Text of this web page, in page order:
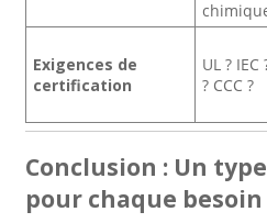
Exigences de
certification
UL ? IEC
? CCC ?
Conclusion : Un
pour chaque besoin